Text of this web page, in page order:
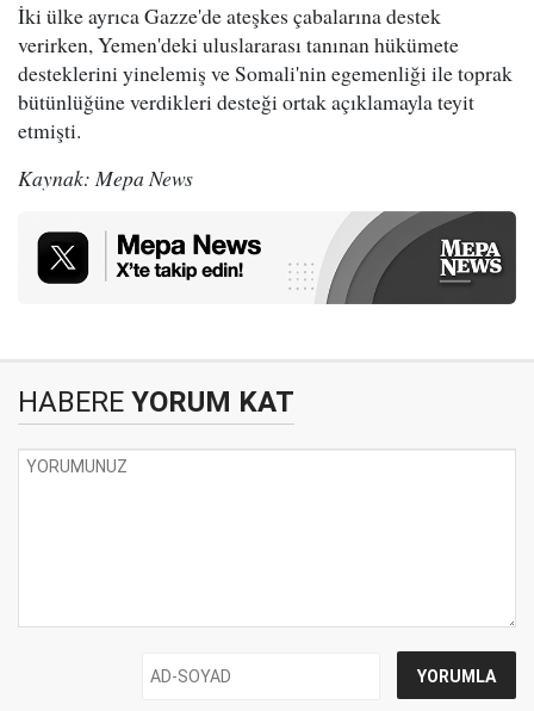
İki ülke ayrıca Gazze'de ateşkes çabalarına destek
verirken, Yemen'deki uluslararası tanınan hükümete
desteklerini yinelemiş ve Somali'nin egemenliği ile toprak
bütünlüğüne verdikleri desteği ortak açıklamayla teyit
etmişti.
Kaynak: Mepa News
HABERE YORUM KAT